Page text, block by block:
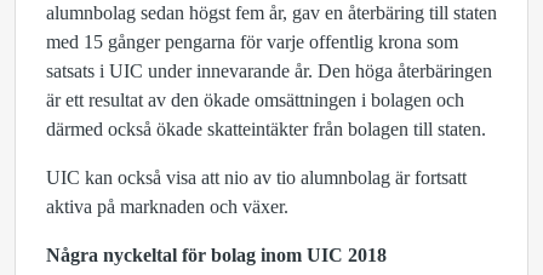
alumnbolag sedan högst fem år, gav en återbäring till staten
med 15 gånger pengarna för varje offentlig krona som
satsats i UIC under innevarande år. Den höga återbäringen
är ett resultat av den ökade omsättningen i bolagen och
därmed också ökade skatteintäkter från bolagen till staten.
UIC kan också visa att nio av tio alumnbolag är fortsatt
aktiva på marknaden och växer.
Några nyckeltal för bolag inom UIC 2018